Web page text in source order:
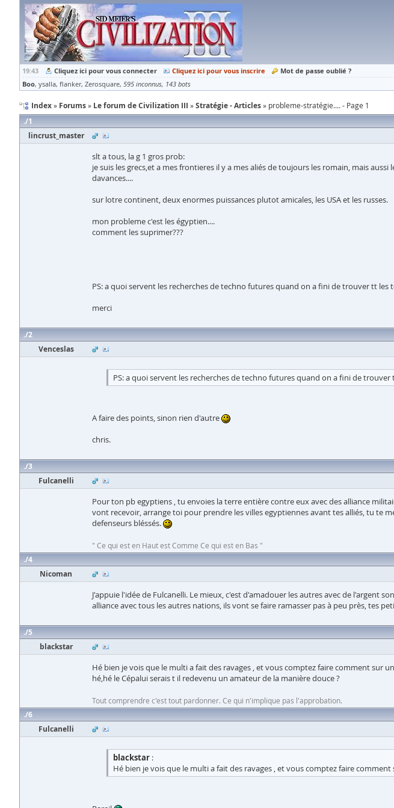
19:43 Cliquez ici pour vous connecter Cliquez ici pour vous inscrire
Mot de passe oublié ?
Boo ysalla flanker Zerosquare 595 inconnus 143 bots
Index Forums Le forum de Civilization III Stratégie - Articles probleme-stratégie.... - Page 1
1
lincrust_master
slt a tous, la g 1 gros prob:
je suis les grecs,et a mes frontieres il y a mes aliés de toujours les romain, mais
davances....
sur lotre continent, deux enormes puissances plutot amicales, les USA et les russes.
mon probleme c'est les égyptien....
comment les suprimer???
PS: a quoi servent les recherches de techno futures quand on a fini de trouver tt les
merci
2
Venceslas
PS: a quoi servent les recherches de techno futures quand on a fini de trouver
A faire des points, sinon rien d'autre
chris.
3
Fulcanelli
Pour ton pb egyptiens , tu envoies la terre entière contre eux avec des alliance
vont recevoir, arrange toi pour prendre les villes egyptiennes avant tes alliés, tu te
defenseurs bléssés.
" Ce qui est en Haut est Comme Ce qui est en Bas "
4
Nicoman
J'appuie l'idée de Fulcanelli. Le mieux, c'est d'amadouer les autres avec de l'argent
alliance avec tous les autres nations, ils vont se faire ramasser pas à peu près, tes
5
blackstar
Hé bien je vois que le multi a fait des ravages , et vous comptez faire comment sur
hé,hé le Cépalui serais t il redevenu un amateur de la manière douce ?
Tout comprendre c'est tout pardonner. Ce qui n'implique pas l'approbation.
6
Fulcanelli
blackstar :
Hé bien je vois que le multi a fait des ravages , et vous comptez faire comment